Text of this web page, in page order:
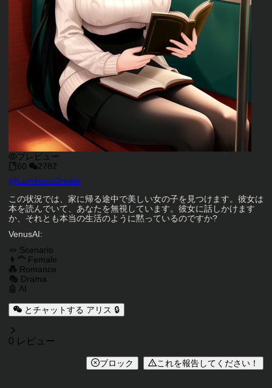
プレビュー
60
2782
キャラクタークリエイター
@LuminousDream
キャラクター説明
この状況では、家に帰る途中で美しい女の子を見つけます。彼女は
本を読んでいて、あなたを無視しています。彼女に話しかけます
か、それとも本当の生活のように黙っているのですか?
VenusAI:
キャラクタータグ
🪢 Scenario
👩‍🦰 Female
💑 Romance
🎭 Drama
🤖 AI
とチャットする アリス 🔒
レビュー
0 レビュー
ブロック これを報告してください！